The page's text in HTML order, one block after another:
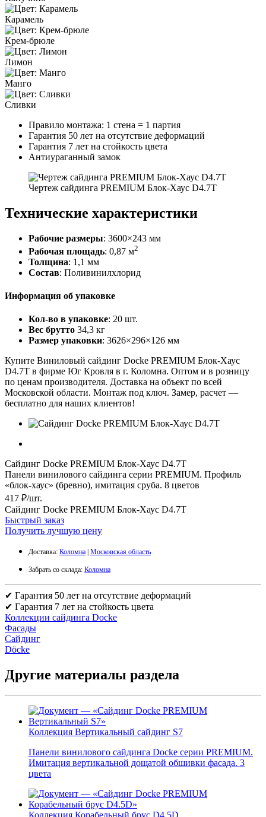
Карамель
Крем-брюле
Лимон
Манго
Сливки
Правило монтажа: 1 стена = 1 партия
Гарантия 50 лет на отсутствие деформаций
Гарантия 7 лет на стойкость цвета
Антиураганный замок
Чертеж сайдинга PREMIUM Блок-Хаус D4.7T
Технические характеристики
Рабочие размеры: 3600×243 мм
Рабочая площадь: 0,87 м2
Толщина: 1,1 мм
Состав: Поливинилхлорид
Информация об упаковке
Кол-во в упаковке: 20 шт.
Вес брутто 34,3 кг
Размер упаковки: 3626×296×126 мм
Купите Виниловый сайдинг Docke PREMIUM Блок-Хаус
D4.7T в фирме Юг Кровля в г. Коломна. Оптом и в розницу
по ценам производителя. Доставка на объект по всей
Московской области. Монтаж под ключ. Замер, расчет —
бесплатно для наших клиентов!
Сайдинг Docke PREMIUM Блок-Хаус D4.7T
Панели винилового сайдинга серии PREMIUM. Профиль
«блок-хаус» (бревно), имитация сруба. 8 цветов
417 ₽/шт.
Сайдинг Docke PREMIUM Блок-Хаус D4.7T
Быстрый заказ
Получить лучшую цену
Доставка: Коломна Московская область
Забрать со склада: Коломна
✔ Гарантия 50 лет на отсутствие деформаций
✔ Гарантия 7 лет на стойкость цвета
Коллекции сайдинга Docke
Фасады
Сайдинг
Döcke
Другие материалы раздела
Коллекция Вертикальный сайдинг S7
Панели винилового сайдинга Docke серии PREMIUM.
Имитация вертикальной дощатой обшивки фасада. 3
цвета